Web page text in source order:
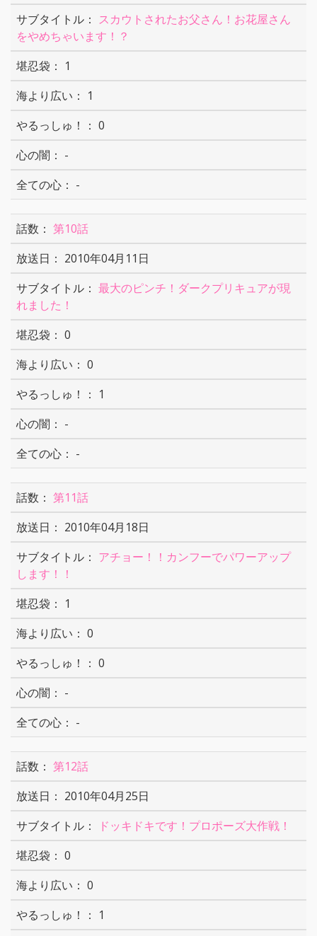
スカウトされたお父さん！お花屋さん
をやめちゃいます！？
1
1
0
-
-
第10話
2010年04月11日
最大のピンチ！ダークプリキュアが現
れました！
0
0
1
-
-
第11話
2010年04月18日
アチョー！！カンフーでパワーアップ
します！！
1
0
0
-
-
第12話
2010年04月25日
ドッキドキです！プロポーズ大作戦！
0
0
1